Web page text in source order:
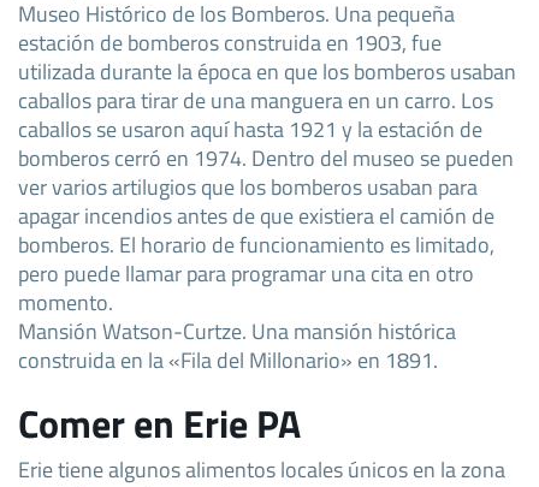
Museo Histórico de los Bomberos. Una pequeña
estación de bomberos construida en 1903, fue
utilizada durante la época en que los bomberos usaban
caballos para tirar de una manguera en un carro. Los
caballos se usaron aquí hasta 1921 y la estación de
bomberos cerró en 1974. Dentro del museo se pueden
ver varios artilugios que los bomberos usaban para
apagar incendios antes de que existiera el camión de
bomberos. El horario de funcionamiento es limitado,
pero puede llamar para programar una cita en otro
momento.
Mansión Watson-Curtze. Una mansión histórica
construida en la «Fila del Millonario» en 1891.
Comer en Erie PA
Erie tiene algunos alimentos locales únicos en la zona